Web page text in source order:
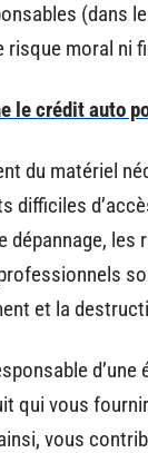
(dans
risque moral ni
le crédit auto
du matériel
dépannage,
et la
qui vous
vous